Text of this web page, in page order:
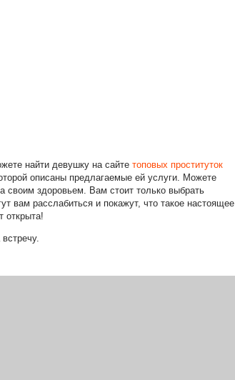
найти девушку на сайте топовых проституток
описаны предлагаемые ей услуги. Можете
своим здоровьем. Вам стоит только выбрать
вам расслабиться и покажут, что такое настоящее
открыта!